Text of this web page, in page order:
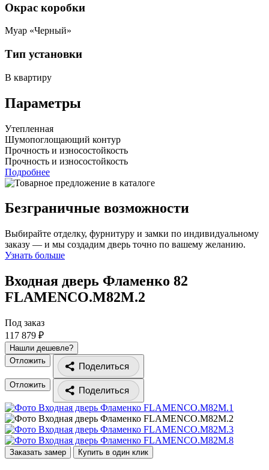
Окрас коробки
Муар «Черный»
Тип установки
В квартиру
Параметры
Утепленная
Шумопоглощающий контур
Прочность и износостойкость
Прочность и износостойкость
Подробнее
Безграничные возможности
Выбирайте отделку, фурнитуру и замки по индивидуальному
заказу — и мы создадим дверь точно по вашему желанию.
Узнать больше
Входная дверь Фламенко 82
FLAMENCO.M82M.2
Под заказ
117 879 ₽
Нашли дешевле?
Отложить
Поделиться
Отложить
Поделиться
Заказать замер Купить в один клик